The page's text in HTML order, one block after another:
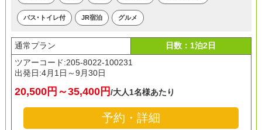
バス･トイレ付 JR宿泊 グルメ
通常プラン
日数：1泊2日
ツアーコード:205-8022-100231
出発日:4月1日～9月30日
20,500円～35,400円/大人1名様あたり
予約・詳細